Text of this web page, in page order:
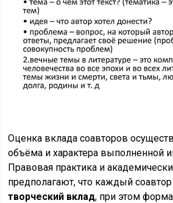
Оценка вклада соавторов
объёма и характера выполненной
Правовая практика и
предполагают, что каждый
творческий вклад, при этом